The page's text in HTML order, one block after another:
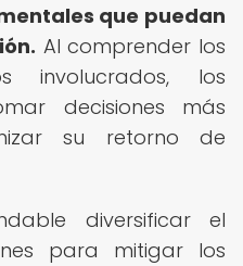
que puedan
Al comprender los
involucrados, los
decisiones más
su retorno de
diversificar el
para mitigar los